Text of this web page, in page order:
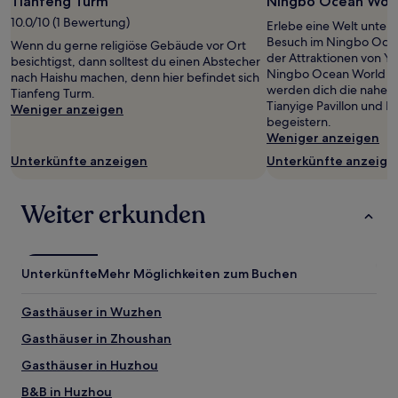
10.0/10 (1 Bewertung)
Wenn du gerne religiöse Gebäude vor Ort
besichtigst, dann solltest du einen Abstecher
nach Haishu machen, denn hier befindet sich
Tianfeng Turm.
Weniger anzeigen
Unterkünfte anzeigen
Erlebe eine Welt unter
Besuch im Ningbo
der Attraktionen von
Ningbo Ocean World
werden dich die
Tianyige Pavillon und
begeistern.
Weniger anzeigen
Unterkünfte
Weiter erkunden
UnterkünfteMehr Möglichkeiten zum Buchen
Gasthäuser in Wuzhen
Gasthäuser in Zhoushan
Gasthäuser in Huzhou
B&B in Huzhou